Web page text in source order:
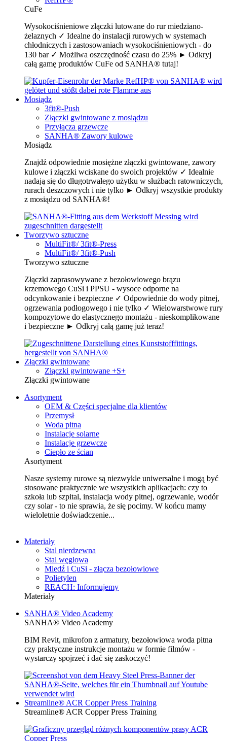
CuFe
Wysokociśnieniowe złączki lutowane do rur miedziano-
żelaznych ✓ Idealne do instalacji rurowych w systemach
chłodniczych i zastosowaniach wysokociśnieniowych - do
130 bar ✓ Możliwa oszczędność czasu do 25% ► Odkryj
całą gamę produktów CuFe od SANHA® tutaj!
Mosiądz
3fit®-Push
Złączki gwintowane z mosiądzu
Przyłącza grzewcze
SANHA® Zawory kulowe
Mosiądz
Znajdź odpowiednie mosiężne złączki gwintowane, zawory
kulowe i złączki wciskane do swoich projektów ✓ Idealnie
nadają się do długotrwałego użytku w służbach ratowniczych,
rurach deszczowych i nie tylko ► Odkryj wszystkie produkty
z mosiądzu od SANHA®!
Tworzywo sztuczne
MultiFit®/ 3fit®-Press
MultiFit®/ 3fit®-Push
Tworzywo sztuczne
Złączki zaprasowywane z bezołowiowego brązu
krzemowego CuSi i PPSU - wysoce odporne na
odcynkowanie i bezpieczne ✓ Odpowiednie do wody pitnej,
ogrzewania podłogowego i nie tylko ✓ Wielowarstwowe rury
kompozytowe do elastycznego montażu - nieskomplikowane
i bezpieczne ► Odkryj całą gamę już teraz!
Złączki gwintowane
Złączki gwintowane +S+
Złączki gwintowane
Asortyment
OEM & Części specjalne dla klientów
Przemysł
Woda pitna
Instalacje solarne
Instalacje grzewcze
Ciepło ze ścian
Asortyment
Nasze systemy rurowe są niezwykle uniwersalne i mogą być
stosowane praktycznie we wszystkich aplikacjach: czy to
szkoła lub szpital, instalacja wody pitnej, ogrzewanie, wodór
czy solar - to nie sprawia, że się pocimy. W końcu mamy
wieloletnie doświadczenie...
Materiały
Stal nierdzewna
Stal węglowa
Miedź i CuSi - złącza bezołowiowe
Polietylen
REACH: Informujemy
Materiały
SANHA® Video Academy
SANHA® Video Academy
BIM Revit, mikrofon z armatury, bezołowiowa woda pitna
czy praktyczne instrukcje montażu w formie filmów -
wystarczy spojrzeć i dać się zaskoczyć!
Streamline® ACR Copper Press Training
Streamline® ACR Copper Press Training